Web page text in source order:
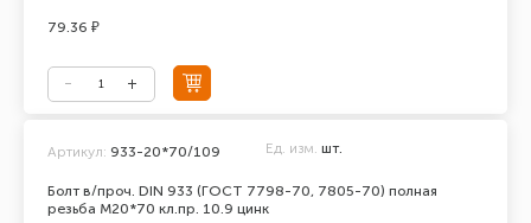
79.36 ₽
Болт в/проч. DIN 933 (ГОСТ 7798-70, 7805-70) полная
резьба М20*70 кл.пр. 10.9 цинк
Артикул: 933-20*70/109 Ед. изм. шт.